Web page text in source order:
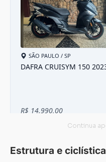
Estrutura e ciclística